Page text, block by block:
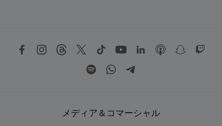
メディア＆コマーシャル